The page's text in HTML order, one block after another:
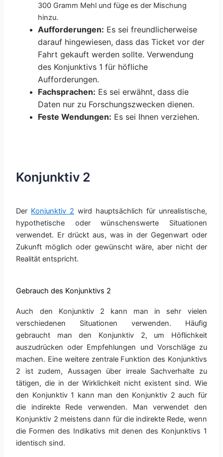
300 Gramm Mehl und füge es der Mischung
hinzu.
Aufforderungen: Es sei freundlicherweise
darauf hingewiesen, dass das Ticket vor der
Fahrt gekauft werden sollte. Verwendung
des Konjunktivs 1 für höfliche
Aufforderungen.
Fachsprachen: Es sei erwähnt, dass die
Daten nur zu Forschungszwecken dienen.
Feste Wendungen: Es sei Ihnen verziehen.
Konjunktiv 2
Der Konjunktiv 2 wird hauptsächlich für unrealistische,
hypothetische oder wünschenswerte Situationen
verwendet. Er drückt aus, was in der Gegenwart oder
Zukunft möglich oder gewünscht wäre, aber nicht der
Realität entspricht.
Gebrauch des Konjunktivs 2
Auch den Konjunktiv 2 kann man in sehr vielen
verschiedenen Situationen verwenden. Häufig
gebraucht man den Konjunktiv 2, um Höflichkeit
auszudrücken oder Empfehlungen und Vorschläge zu
machen. Eine weitere zentrale Funktion des Konjunktivs
2 ist zudem, Aussagen über irreale Sachverhalte zu
tätigen, die in der Wirklichkeit nicht existent sind. Wie
den Konjunktiv 1 kann man den Konjunktiv 2 auch für
die indirekte Rede verwenden. Man verwendet den
Konjunktiv 2 meistens dann für die indirekte Rede, wenn
die Formen des Indikativs mit denen des Konjunktivs 1
identisch sind.